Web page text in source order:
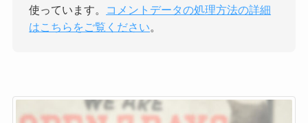
使っています。
コメントデータの処理方法の詳細
はこちらをご覧ください。